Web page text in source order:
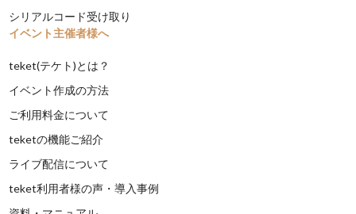
シリアルコード受け取り
イベント主催者様へ
teket(テケト)とは？
イベント作成の方法
ご利用料金について
teketの機能ご紹介
ライブ配信について
teket利用者様の声・導入事例